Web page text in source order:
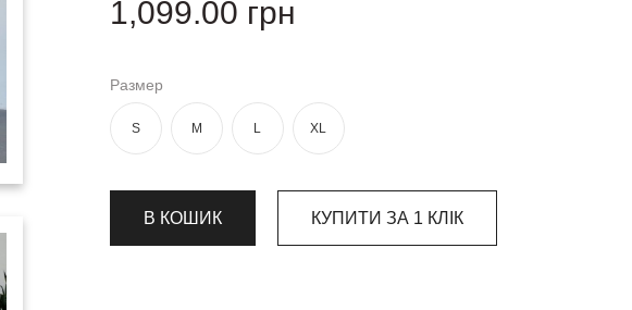
1,099.00 грн
Размер
S M L XL
В КОШИК КУПИТИ ЗА 1 КЛIК